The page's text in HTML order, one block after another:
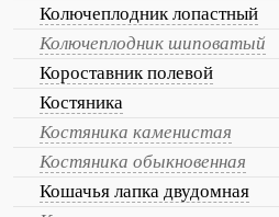
Колючеплодник лопастный
Колючеплодник шиповатый
Короставник полевой
Костяника
Костяника каменистая
Костяника обыкновенная
Кошачья лапка двудомная